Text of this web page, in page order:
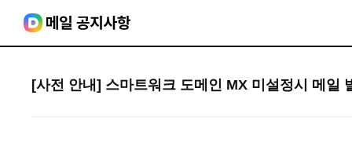
[사전 안내] 스마트워크 도메인 MX 미설정시 메일